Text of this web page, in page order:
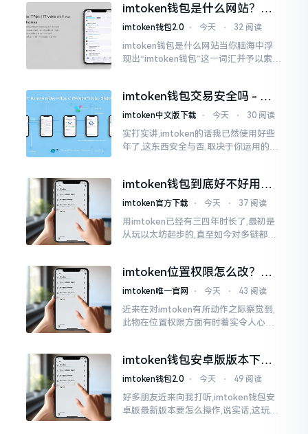
打开钱包查看时
imtoken钱包是什么网站？一
文说清楚这玩意
imtoken钱包2.0 ⋅ 今天 ⋅ 32 阅读
imtoken钱包是什么网站当你脑海中浮
现出“imtoken钱包”这一词汇并予以索求
我也曾短暂错愕
imtoken钱包交易安全吗 - 老
用户的一些心里话
imtoken中文版下载 ⋅ 今天 ⋅ 30 阅读
实打实讲,imtoken的话我已然使用好些
年了,这东西安全与否,取决于你运用的方
睹过非常多的人
imtoken钱包到底好不好用？
老玩家说说真实体验
imtoken官方下载 ⋅ 今天 ⋅ 37 阅读
用imtoken已经有三四年时长了,最初是
从玩以太坊起步的,直至如今对多链都有
imtoken位置权限怎么改？手
把手教你搞定
imtoken唯一官网 ⋅ 今天 ⋅ 43 阅读
近来在对imtoken有所动作之际察觉到,
此物在位置权限方面有时着实令人心生
的模样
imtoken钱包安卓版版本下载
安装教程
imtoken钱包2.0 ⋅ 今天 ⋅ 49 阅读
好多朋友近来向我打听,imtoken钱包安
卓版最新版本要怎么操作,说实话,这玩意